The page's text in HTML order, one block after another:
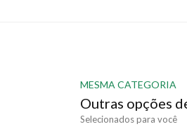
MESMA CATEGORIA
Outras opções
Selecionados para você